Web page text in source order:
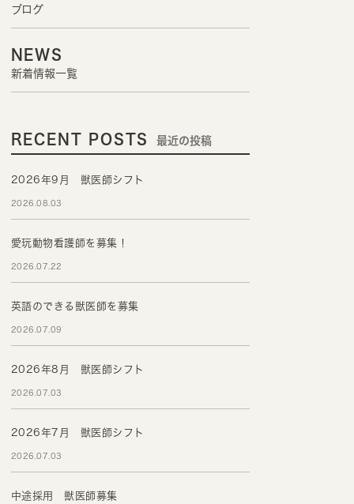
ブログ
NEWS
新着情報一覧
RECENT POSTS 最近の投稿
2026年9月 獣医師シフト
2026.08.03
愛玩動物看護師を募集！
2026.07.22
英語のできる獣医師を募集
2026.07.09
2026年8月 獣医師シフト
2026.07.03
2026年7月 獣医師シフト
2026.07.03
中途採用 獣医師募集